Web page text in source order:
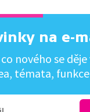
na e-
nového se děje
témata,